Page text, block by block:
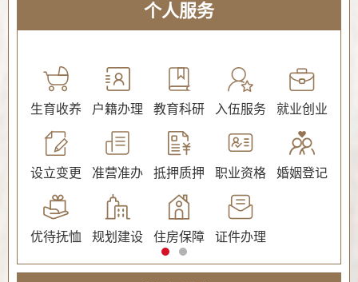
个人服务
生育收养 户籍办理 教育科研 入伍服务 就业创业
设立变更 准营准办 抵押质押 职业资格 婚姻登记
优待抚恤 规划建设 住房保障 证件办理